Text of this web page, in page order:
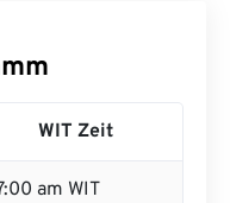
WIT Zeit
am WIT